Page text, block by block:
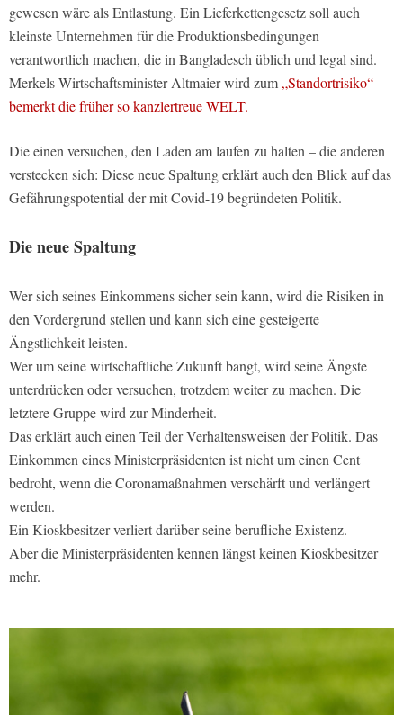
gewesen wäre als Entlastung. Ein Lieferkettengesetz soll auch
kleinste Unternehmen für die Produktionsbedingungen
verantwortlich machen, die in Bangladesch üblich und legal sind.
Merkels Wirtschaftsminister Altmaier wird zum„Standortrisiko“
bemerkt die früher so kanzlertreue WELT.
Die einen versuchen, den Laden am laufen zu halten – die anderen
verstecken sich: Diese neue Spaltung erklärt auch den Blick auf das
Gefährungspotential der mit Covid-19 begründeten Politik.
Die neue Spaltung
Wer sich seines Einkommens sicher sein kann, wird die Risiken in
den Vordergrund stellen und kann sich eine gesteigerte
Ängstlichkeit leisten.
Wer um seine wirtschaftliche Zukunft bangt, wird seine Ängste
unterdrücken oder versuchen, trotzdem weiter zu machen. Die
letztere Gruppe wird zur Minderheit.
Das erklärt auch einen Teil der Verhaltensweisen der Politik. Das
Einkommen eines Ministerpräsidenten ist nicht um einen Cent
bedroht, wenn die Coronamaßnahmen verschärft und verlängert
werden.
Ein Kioskbesitzer verliert darüber seine berufliche Existenz.
Aber die Ministerpräsidenten kennen längst keinen Kioskbesitzer
mehr.